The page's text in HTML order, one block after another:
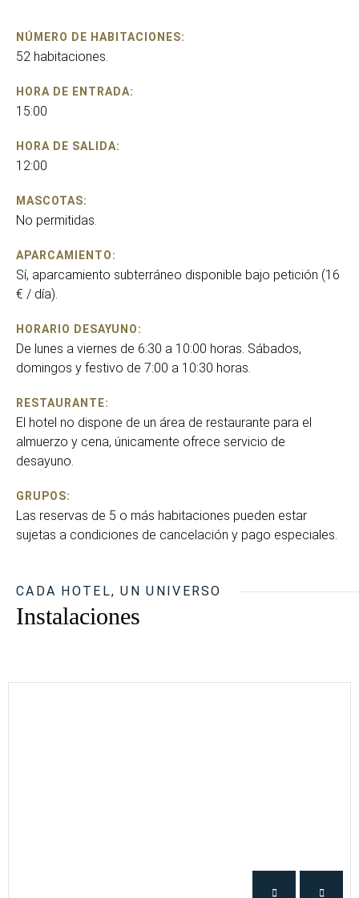
NÚMERO DE HABITACIONES:
52 habitaciones.
HORA DE ENTRADA:
15:00
HORA DE SALIDA:
12:00
MASCOTAS:
No permitidas.
APARCAMIENTO:
Sí, aparcamiento subterráneo disponible bajo petición (16
€ / día).
HORARIO DESAYUNO:
De lunes a viernes de 6:30 a 10:00 horas. Sábados,
domingos y festivo de 7:00 a 10:30 horas.
RESTAURANTE:
El hotel no dispone de un área de restaurante para el
almuerzo y cena, únicamente ofrece servicio de
desayuno.
GRUPOS:
Las reservas de 5 o más habitaciones pueden estar
sujetas a condiciones de cancelación y pago especiales.
CADA HOTEL, UN UNIVERSO
Instalaciones